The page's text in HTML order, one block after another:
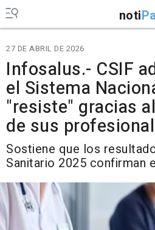
noti
27 DE ABRIL DE 2026
Infosalus.- CSIF
el Sistema
"resiste" gracias
de sus
Sostiene que los
Sanitario 2025 confirman